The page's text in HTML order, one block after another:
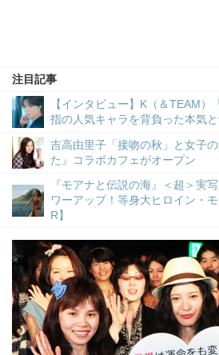
注目記事
【インタビュー】K（＆TEAM
指の人気キャラを背負った本気
吉高由里子「接吻の秋」と女子
た』コラボカフェがオープン
『モアナと伝説の海』＜超＞実
ワーアップ！等身大ヒロイン・
R】